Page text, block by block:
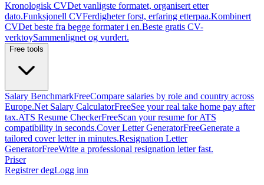
Kronologisk CVDet vanligste formatet, organisert etter
dato.Funksjonell CVFerdigheter forst, erfaring etterpaa.Kombinert
CVDet beste fra begge formater i en.Beste gratis CV-
verktoySammenlignet og vurdert.
Free tools
Salary BenchmarkFreeCompare salaries by role and country across
Europe.Net Salary CalculatorFreeSee your real take home pay after
tax.ATS Resume CheckerFreeScan your resume for ATS
compatibility in seconds.Cover Letter GeneratorFreeGenerate a
tailored cover letter in minutes.Resignation Letter
GeneratorFreeWrite a professional resignation letter fast.
Priser
Registrer degLogg inn